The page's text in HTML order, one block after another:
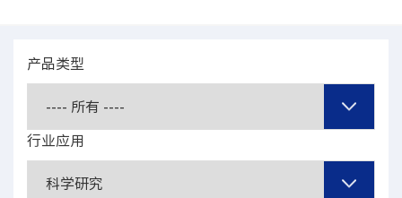
产品类型
行业应用